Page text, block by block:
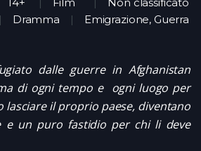
Dramma Emigrazione, Guerra
dalle guerre in Afghanistan
di ogni tempo e ogni luogo per
lasciare il proprio paese, diventano
e un puro fastidio per chi li deve